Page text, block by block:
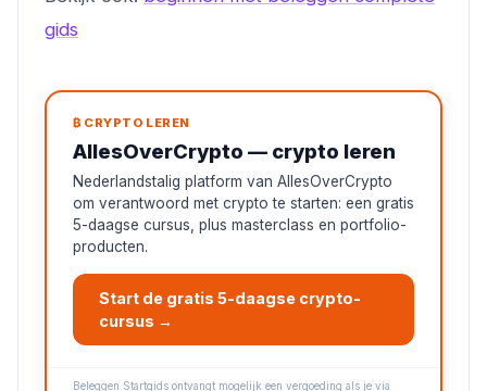
gids
₿ CRYPTO LEREN
AllesOverCrypto — crypto leren
Nederlandstalig platform van AllesOverCrypto
om verantwoord met crypto te starten: een gratis
5-daagse cursus, plus masterclass en portfolio-
producten.
Start de gratis 5-daagse crypto-
cursus →
Beleggen Startgids ontvangt mogelijk een vergoeding als je via